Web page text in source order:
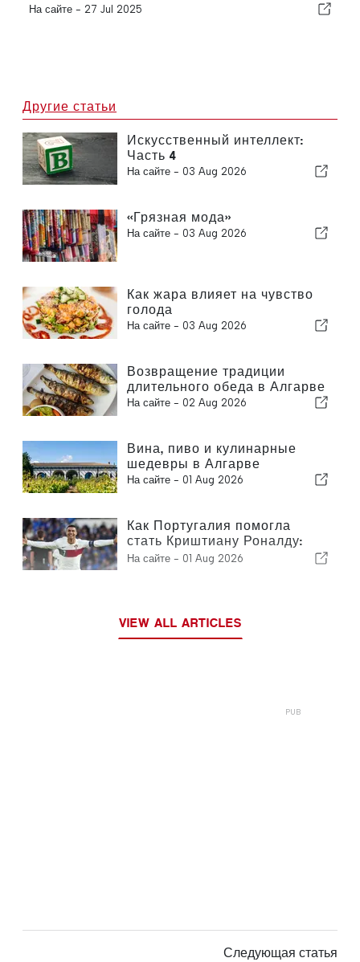
На сайте - 27 Jul 2025
Другие статьи
Искусственный интеллект:
Часть 4
На сайте - 03 Aug 2026
«Грязная мода»
На сайте - 03 Aug 2026
Как жара влияет на чувство
голода
На сайте - 03 Aug 2026
Возвращение традиции
длительного обеда в Алгарве
На сайте - 02 Aug 2026
Вина, пиво и кулинарные
шедевры в Алгарве
На сайте - 01 Aug 2026
Как Португалия помогла
стать Криштиану Роналду:
история становления
На сайте - 01 Aug 2026
VIEW ALL ARTICLES
Следующая статья